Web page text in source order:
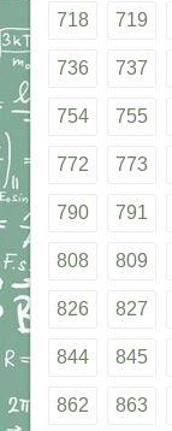
718 719
736 737
754 755
772 773
790 791
808 809
826 827
844 845
862 863